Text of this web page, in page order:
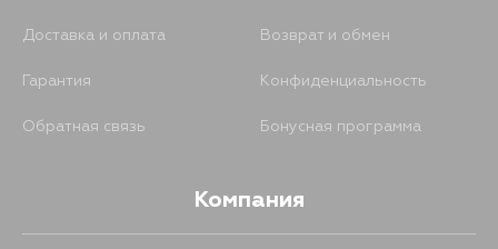
Доставка и оплата Возврат и обмен
Гарантия Конфиденциальность
Обратная связь Бонусная программа
Компания